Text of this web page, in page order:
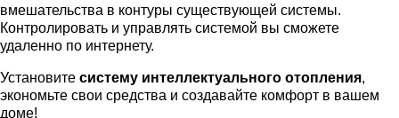
вмешательства в контуры существующей системы.
Контролировать и управлять системой вы сможете
удаленно по интернету.
Установите систему интеллектуального отопления,
экономьте свои средства и создавайте комфорт в вашем
доме!